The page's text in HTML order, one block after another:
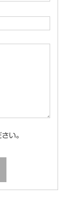
い。